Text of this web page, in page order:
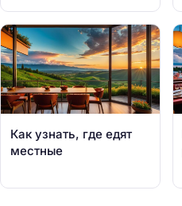
Как узнать, где едят
местные